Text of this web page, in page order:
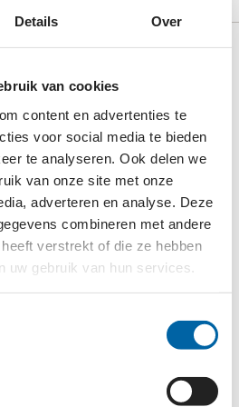
Details Over
van cookies
content en advertenties te
voor social media te bieden
te analyseren. Ook delen we
van onze site met onze
adverteren en analyse. Deze
combineren met andere
verstrekt of die ze hebben
uw gebruik van hun services.
opgerichte
In 1999 is in
kantoor geopend. ICT
van het beleid
Europese regeringen en
grotere politieke steun
ICT promoot de
Lama om door een
leiders een vreedzame
bereiken. ICT voert
in Europa voor onder
de vrijlating van politieke
van Tibet’s milieu.
Ook verleent ICT